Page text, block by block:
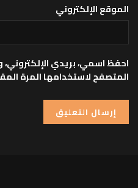
الموقع الإلكتروني
احفظ اسمي، بريدي الإلكتروني،
المتصفح لاستخدامها المرة